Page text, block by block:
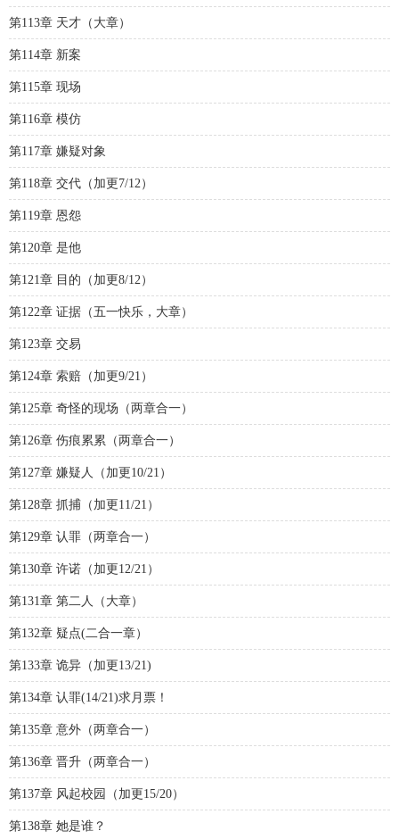
第113章 天才（大章）
第114章 新案
第115章 现场
第116章 模仿
第117章 嫌疑对象
第118章 交代（加更7/12）
第119章 恩怨
第120章 是他
第121章 目的（加更8/12）
第122章 证据（五一快乐，大章）
第123章 交易
第124章 索赔（加更9/21）
第125章 奇怪的现场（两章合一）
第126章 伤痕累累（两章合一）
第127章 嫌疑人（加更10/21）
第128章 抓捕（加更11/21）
第129章 认罪（两章合一）
第130章 许诺（加更12/21）
第131章 第二人（大章）
第132章 疑点(二合一章）
第133章 诡异（加更13/21)
第134章 认罪(14/21)求月票！
第135章 意外（两章合一）
第136章 晋升（两章合一）
第137章 风起校园（加更15/20）
第138章 她是谁？